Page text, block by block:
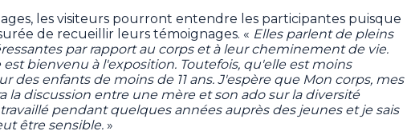
les visiteurs pourront entendre les participantes puisque
de recueillir leurs témoignages. « Elles parlent de pleins
par rapport au corps et à leur cheminement de vie.
bienvenu à l'exposition. Toutefois, qu'elle est moins
des enfants de moins de 11 ans. J'espère que Mon corps, mes
la discussion entre une mère et son ado sur la diversité
pendant quelques années auprès des jeunes et je sais
être sensible. »